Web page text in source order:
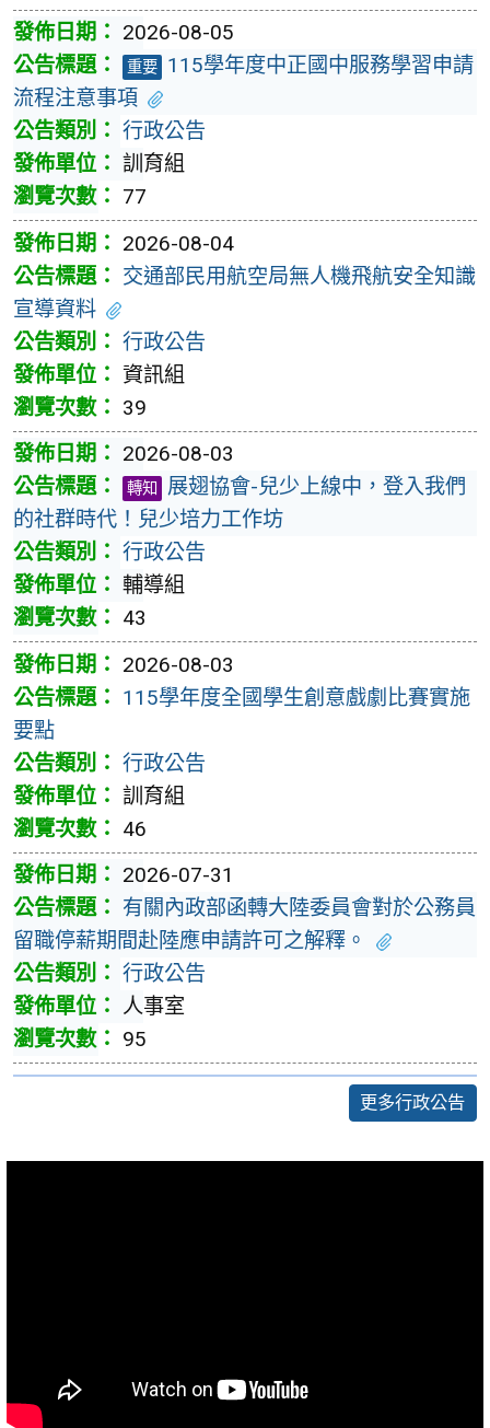
2026-08-05
重要 115學年度中正國中服務學習申請
流程注意事項
行政公告
訓育組
77
2026-08-04
交通部民用航空局無人機飛航安全知識
宣導資料
行政公告
資訊組
39
2026-08-03
轉知
展翅協會-兒少上線中，登入我們
的社群時代！兒少培力工作坊
行政公告
輔導組
43
2026-08-03
115學年度全國學生創意戲劇比賽實施
要點
行政公告
訓育組
46
2026-07-31
有關內政部函轉大陸委員會對於公務員
留職停薪期間赴陸應申請許可之解釋。
行政公告
人事室
95
更多行政公告